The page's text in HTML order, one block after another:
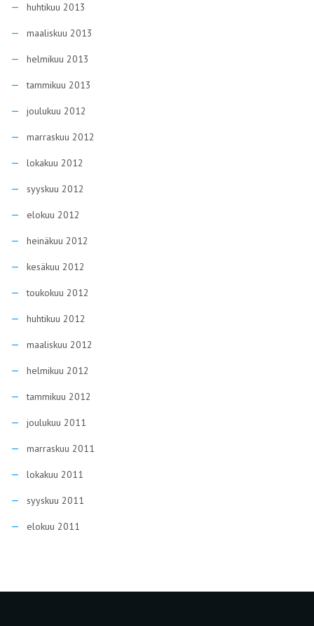
huhtikuu 2013
maaliskuu 2013
helmikuu 2013
tammikuu 2013
joulukuu 2012
marraskuu 2012
lokakuu 2012
syyskuu 2012
elokuu 2012
heinäkuu 2012
kesäkuu 2012
toukokuu 2012
huhtikuu 2012
maaliskuu 2012
helmikuu 2012
tammikuu 2012
joulukuu 2011
marraskuu 2011
lokakuu 2011
syyskuu 2011
elokuu 2011